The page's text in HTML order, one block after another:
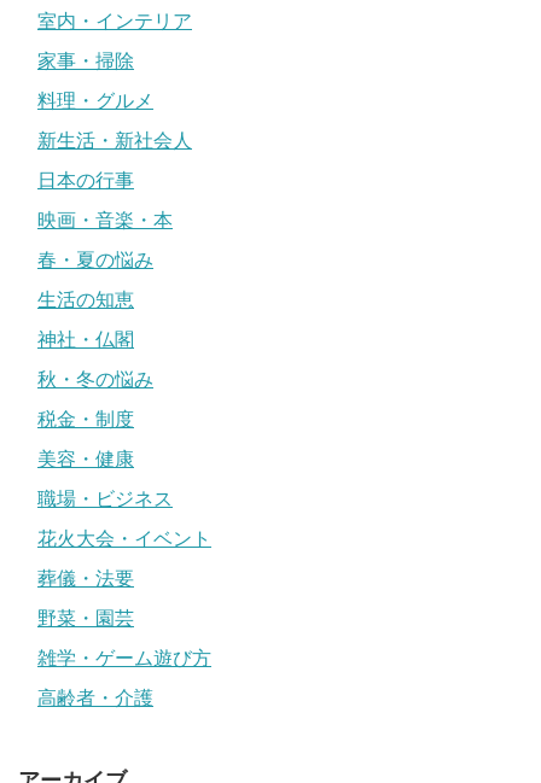
室内・インテリア
家事・掃除
料理・グルメ
新生活・新社会人
日本の行事
映画・音楽・本
春・夏の悩み
生活の知恵
神社・仏閣
秋・冬の悩み
税金・制度
美容・健康
職場・ビジネス
花火大会・イベント
葬儀・法要
野菜・園芸
雑学・ゲーム遊び方
高齢者・介護